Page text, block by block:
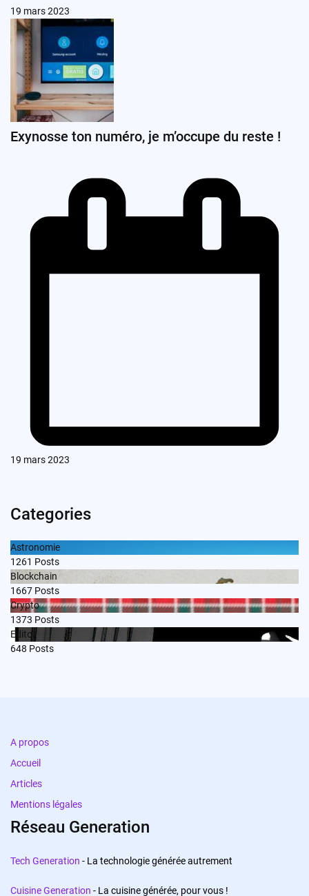
19 mars 2023
Exynosse ton numéro, je m’occupe du reste !
19 mars 2023
Categories
Astronomie
1261 Posts
Blockchain
1667 Posts
Crypto
1373 Posts
Edito
648 Posts
A propos
Accueil
Articles
Mentions légales
Réseau Generation
Tech Generation - La technologie générée autrement
Cuisine Generation - La cuisine générée, pour vous !